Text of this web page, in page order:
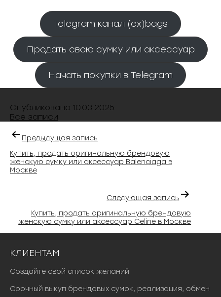
Telegram канал (ex)bags
Продать свою сумку или аксессуар
Начать покупки в Telegram
Опубликовано 10.03.2025
Все записи
Предыдущая запись
Купить, продать оригинальную брендовую
женскую сумку или аксессуар Balenciaga в
Москве
Следующая запись
Купить, продать оригинальную брендовую
женскую сумку или аксессуар Celine в Москве
КЛИЕНТАМ
Создайте свой список желаний
Срочный выкуп брендовых сумок, реализация, обмен